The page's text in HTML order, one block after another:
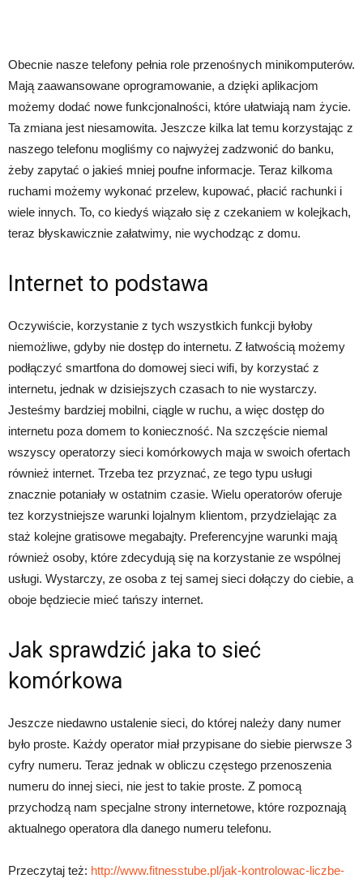
Obecnie nasze telefony pełnia role przenośnych minikomputerów.
Mają zaawansowane oprogramowanie, a dzięki aplikacjom
możemy dodać nowe funkcjonalności, które ułatwiają nam życie.
Ta zmiana jest niesamowita. Jeszcze kilka lat temu korzystając z
naszego telefonu mogliśmy co najwyżej zadzwonić do banku,
żeby zapytać o jakieś mniej poufne informacje. Teraz kilkoma
ruchami możemy wykonać przelew, kupować, płacić rachunki i
wiele innych. To, co kiedyś wiązało się z czekaniem w kolejkach,
teraz błyskawicznie załatwimy, nie wychodząc z domu.
Internet to podstawa
Oczywiście, korzystanie z tych wszystkich funkcji byłoby
niemożliwe, gdyby nie dostęp do internetu. Z łatwością możemy
podłączyć smartfona do domowej sieci wifi, by korzystać z
internetu, jednak w dzisiejszych czasach to nie wystarczy.
Jesteśmy bardziej mobilni, ciągle w ruchu, a więc dostęp do
internetu poza domem to konieczność. Na szczęście niemal
wszyscy operatorzy sieci komórkowych maja w swoich ofertach
również internet. Trzeba tez przyznać, ze tego typu usługi
znacznie potaniały w ostatnim czasie. Wielu operatorów oferuje
tez korzystniejsze warunki lojalnym klientom, przydzielając za
staż kolejne gratisowe megabajty. Preferencyjne warunki mają
również osoby, które zdecydują się na korzystanie ze wspólnej
usługi. Wystarczy, ze osoba z tej samej sieci dołączy do ciebie, a
oboje będziecie mieć tańszy internet.
Jak sprawdzić jaka to sieć
komórkowa
Jeszcze niedawno ustalenie sieci, do której należy dany numer
było proste. Każdy operator miał przypisane do siebie pierwsze 3
cyfry numeru. Teraz jednak w obliczu częstego przenoszenia
numeru do innej sieci, nie jest to takie proste. Z pomocą
przychodzą nam specjalne strony internetowe, które rozpoznają
aktualnego operatora dla danego numeru telefonu.
Przeczytaj też: http://www.fitnesstube.pl/jak-kontrolowac-liczbe-